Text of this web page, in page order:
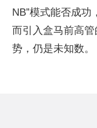
NB”模式能否成功
而引入盒马前高
势，仍是未知数。